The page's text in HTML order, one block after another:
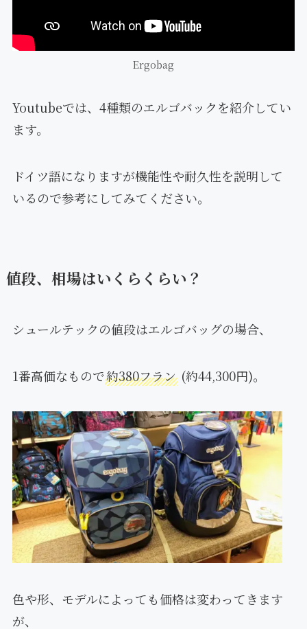
Ergobag
Youtubeでは、4種類のエルゴバックを紹介してい
ます。
ドイツ語になりますが機能性や耐久性を説明して
いるので参考にしてみてください。
値段、相場はいくらくらい？
シュールテックの値段はエルゴバッグの場合、
1番高価なもので約380フラン(約44,300円)。
色や形、モデルによっても価格は変わってきます
が、